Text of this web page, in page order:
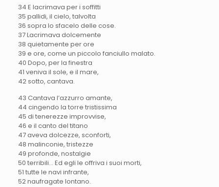
34 E lacrimava per i soffitti
35 pallidi, il cielo, talvolta
36 sopra lo sfacelo delle cose.
37 Lacrimava dolcemente
38 quietamente per ore
39 e ore, come un piccolo fanciullo malato.
40 Dopo, per la finestra
41 veniva il sole, e il mare,
42 sotto, cantava.
43 Cantava l’azzurro amante,
44 cingendo la torre tristissima
45 di tenerezze improvvise,
46 e il canto del titano
47 aveva dolcezze, sconforti,
48 malinconie, tristezze
49 profonde, nostalgie
50 terribili… Ed egli le offriva i suoi morti,
51 tutte le navi infrante,
52 naufragate lontano.